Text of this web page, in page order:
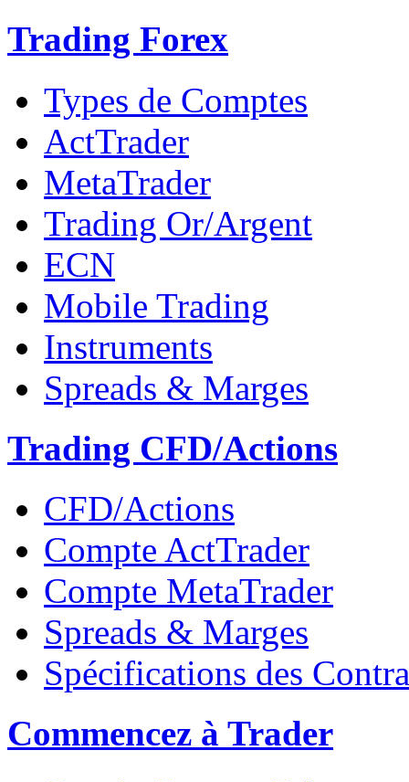
Trading Forex
Types de Comptes
ActTrader
MetaTrader
Trading Or/Argent
ECN
Mobile Trading
Instruments
Spreads & Marges
Trading CFD/Actions
CFD/Actions
Compte ActTrader
Compte MetaTrader
Spreads & Marges
Spécifications des
Commencez à Trader